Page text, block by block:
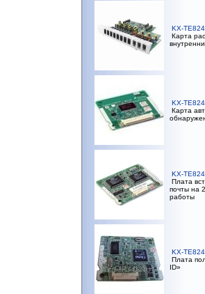
KX-
Карта
KX-
Карта
KX-
Плата
почты на
работы
KX-
Плата
ID»